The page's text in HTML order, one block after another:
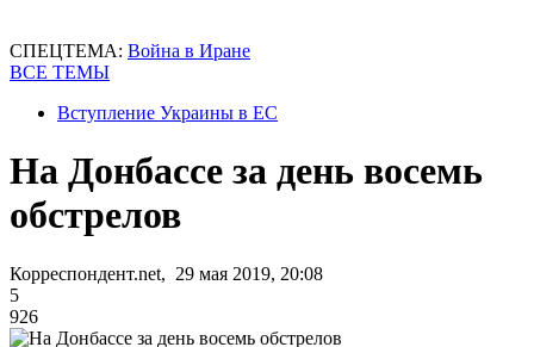
СПЕЦТЕМА: Война в Иране
ВСЕ ТЕМЫ
Вступление Украины в ЕС
На Донбассе за день восемь
обстрелов
Корреспондент.net, 29 мая 2019, 20:08
5
926